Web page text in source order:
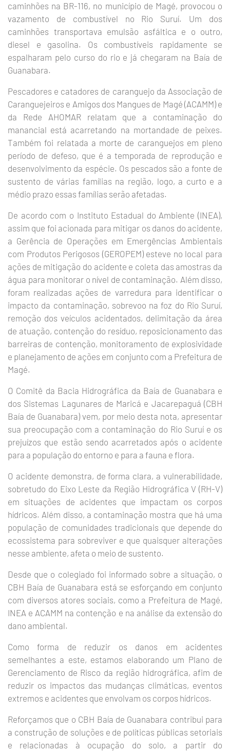
caminhões na BR-116, no município de Magé, provocou o
vazamento de combustível no Rio Suruí. Um dos
caminhões transportava emulsão asfáltica e o outro,
diesel e gasolina. Os combustíveis rapidamente se
espalharam pelo curso do rio e já chegaram na Baía de
Guanabara.
Pescadores e catadores de caranguejo da Associação de
Caranguejeiros e Amigos dos Mangues de Magé (ACAMM) e
da Rede AHOMAR relatam que a contaminação do
manancial está acarretando na mortandade de peixes.
Também foi relatada a morte de caranguejos em pleno
período de defeso, que é a temporada de reprodução e
desenvolvimento da espécie. Os pescados são a fonte de
sustento de várias famílias na região, logo, a curto e a
médio prazo essas famílias serão afetadas.
De acordo com o Instituto Estadual do Ambiente (INEA),
assim que foi acionada para mitigar os danos do acidente,
a Gerência de Operações em Emergências Ambientais
com Produtos Perigosos (GEROPEM) esteve no local para
ações de mitigação do acidente e coleta das amostras da
água para monitorar o nível de contaminação. Além disso,
foram realizadas ações de varredura para identificar o
impacto da contaminação, sobrevoo na foz do Rio Suruí,
remoção dos veículos acidentados, delimitação da área
de atuação, contenção do resíduo, reposicionamento das
barreiras de contenção, monitoramento de explosividade
e planejamento de ações em conjunto com a Prefeitura de
Magé.
O Comitê da Bacia Hidrográfica da Baía de Guanabara e
dos Sistemas Lagunares de Maricá e Jacarepaguá (CBH
Baía de Guanabara) vem, por meio desta nota, apresentar
sua preocupação com a contaminação do Rio Suruí e os
prejuízos que estão sendo acarretados após o acidente
para a população do entorno e para a fauna e flora.
O acidente demonstra, de forma clara, a vulnerabilidade,
sobretudo do Eixo Leste da Região Hidrográfica V (RH-V)
em situações de acidentes que impactam os corpos
hídricos. Além disso, a contaminação mostra que há uma
população de comunidades tradicionais que depende do
ecossistema para sobreviver e que quaisquer alterações
nesse ambiente, afeta o meio de sustento.
Desde que o colegiado foi informado sobre a situação, o
CBH Baía de Guanabara está se esforçando em conjunto
com diversos atores sociais, como a Prefeitura de Magé,
INEA e ACAMM na contenção e na análise da extensão do
dano ambiental.
Como forma de reduzir os danos em acidentes
semelhantes a este, estamos elaborando um Plano de
Gerenciamento de Risco da região hidrográfica, afim de
reduzir os impactos das mudanças climáticas, eventos
extremos e acidentes que envolvam os corpos hídricos.
Reforçamos que o CBH Baía de Guanabara contribui para
a construção de soluções e de políticas públicas setoriais
e relacionadas à ocupação do solo, a partir do